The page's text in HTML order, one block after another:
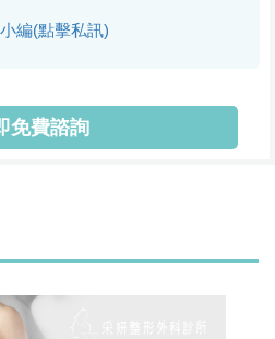
編(點擊私訊)
免費諮詢